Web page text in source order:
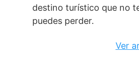
destino turístico que no
puedes perder.
Ver